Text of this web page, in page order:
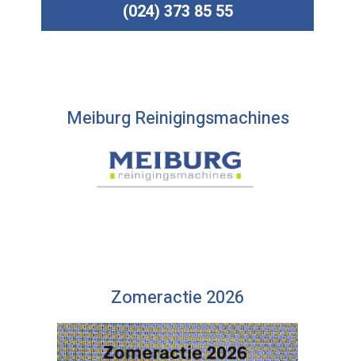
(024) 373 85 55
Meiburg Reinigingsmachines
Zomeractie 2026